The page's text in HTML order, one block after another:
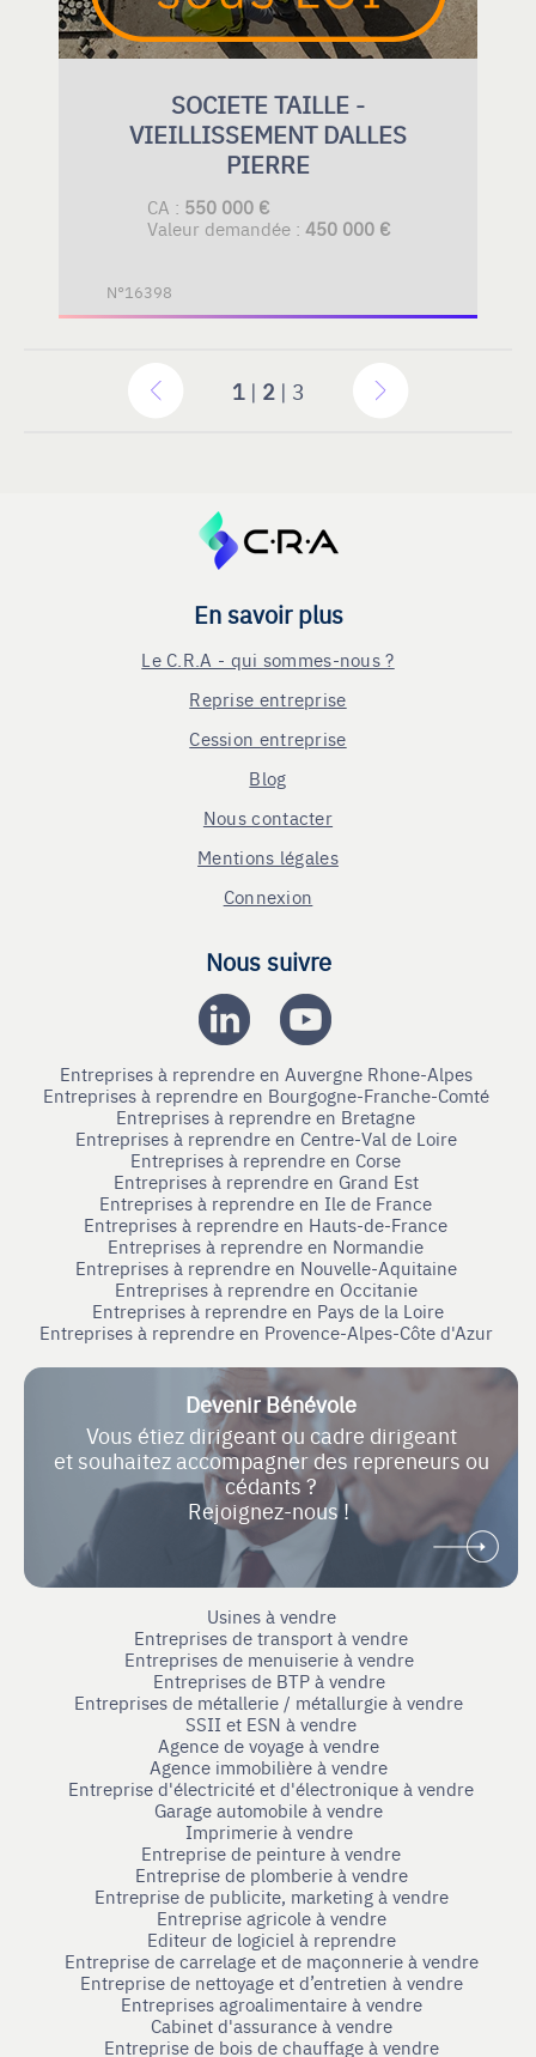
SOCIETE TAILLE -
VIEILLISSEMENT DALLES
PIERRE
CA : 550 000 €
Valeur demandée : 450 000 €
N°16398
1| 2| 3
En savoir plus
Le C.R.A - qui sommes-nous ?
Reprise entreprise
Cession entreprise
Blog
Nous contacter
Mentions légales
Connexion
Nous suivre
Entreprises à reprendre en Auvergne Rhone-Alpes
Entreprises à reprendre en Bourgogne-Franche-Comté
Entreprises à reprendre en Bretagne
Entreprises à reprendre en Centre-Val de Loire
Entreprises à reprendre en Corse
Entreprises à reprendre en Grand Est
Entreprises à reprendre en Ile de France
Entreprises à reprendre en Hauts-de-France
Entreprises à reprendre en Normandie
Entreprises à reprendre en Nouvelle-Aquitaine
Entreprises à reprendre en Occitanie
Entreprises à reprendre en Pays de la Loire
Entreprises à reprendre en Provence-Alpes-Côte d'Azur
Devenir Bénévole
Vous étiez dirigeant ou cadre dirigeant
et souhaitez accompagner des repreneurs ou
cédants ?
Rejoignez-nous !
Usines à vendre
Entreprises de transport à vendre
Entreprises de menuiserie à vendre
Entreprises de BTP à vendre
Entreprises de métallerie / métallurgie à vendre
SSII et ESN à vendre
Agence de voyage à vendre
Agence immobilière à vendre
Entreprise d'électricité et d'électronique à vendre
Garage automobile à vendre
Imprimerie à vendre
Entreprise de peinture à vendre
Entreprise de plomberie à vendre
Entreprise de publicite, marketing à vendre
Entreprise agricole à vendre
Editeur de logiciel à reprendre
Entreprise de carrelage et de maçonnerie à vendre
Entreprise de nettoyage et d’entretien à vendre
Entreprises agroalimentaire à vendre
Cabinet d'assurance à vendre
Entreprise de bois de chauffage à vendre